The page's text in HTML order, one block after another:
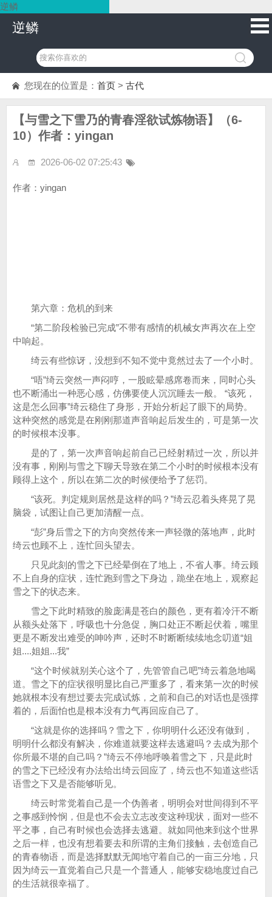
逆鳞
逆鳞
您现在的位置是： 首页 > 古代
【与雪之下雪乃的青春淫欲试炼物语】（6-
10）作者：yingan
2026-06-02 07:25:43
作者：yingan
第六章：危机的到来
“第二阶段检验已完成”不带有感情的机械女声再次在上空
中响起。
绮云有些惊讶，没想到不知不觉中竟然过去了一个小时。
“唔”绮云突然一声闷哼，一股眩晕感席卷而来，同时心头
也不断涌出一种恶心感，仿佛要使人沉沉睡去一般。 “该死，
这是怎么回事”绮云稳住了身形，开始分析起了眼下的局势。
这种突然的感觉是在刚刚那道声音响起后发生的，可是第一次
的时候根本没事。
是的了，第一次声音响起前自己已经射精过一次，所以并
没有事，刚刚与雪之下聊天导致在第二个小时的时候根本没有
顾得上这个，所以在第二次的时候便给予了惩罚。
“该死。判定规则居然是这样的吗？”绮云忍着头疼晃了晃
脑袋，试图让自己更加清醒一点。
“彭”身后雪之下的方向突然传来一声轻微的落地声，此时
绮云也顾不上，连忙回头望去。
只见此刻的雪之下已经晕倒在了地上，不省人事。绮云顾
不上自身的症状，连忙跑到雪之下身边，跪坐在地上，观察起
雪之下的状态来。
雪之下此时精致的脸庞满是苍白的颜色，更有着冷汗不断
从额头处落下，呼吸也十分急促，胸口处正不断起伏着，嘴里
更是不断发出难受的呻吟声，还时不时断断续续地念叨道“姐
姐....姐姐...我”
“这个时候就别关心这个了，先管管自己吧”绮云着急地喝
道。雪之下的症状很明显比自己严重多了，看来第一次的时候
她就根本没有想过要去完成试炼，之前和自己的对话也是强撑
着的，后面怕也是根本没有力气再回应自己了。
“这就是你的选择吗？雪之下，你明明什么还没有做到，
明明什么都没有解决，你难道就要这样去逃避吗？去成为那个
你所最不堪的自己吗？”绮云不停地呼唤着雪之下，只是此时
的雪之下已经没有办法给出绮云回应了，绮云也不知道这些话
语雪之下又是否能够听见。
绮云时常觉着自己是一个伪善者，明明会对世间得到不平
之事感到怜悯，但是也不会去立志改变这种现状，面对一些不
平之事，自己有时候也会选择去逃避。就如同他来到这个世界
之后一样，也没有想着要去和所谓的主角们接触，去创造自己
的青春物语，而是选择默默无闻地守着自己的一亩三分地，只
因为绮云一直觉着自己只是一个普通人，能够安稳地度过自己
的生活就很幸福了。